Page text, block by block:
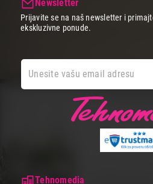
Tehnomedia
Newsletter
Prijavite se na naš newsletter i
ekskluzivne ponude.